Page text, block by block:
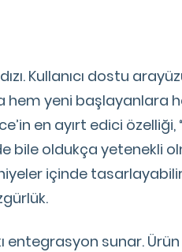
Kullanıcı dostu
yeni başlayanlara
en ayırt edici
bile oldukça yetenekli
içinde
entegrasyon sunar.